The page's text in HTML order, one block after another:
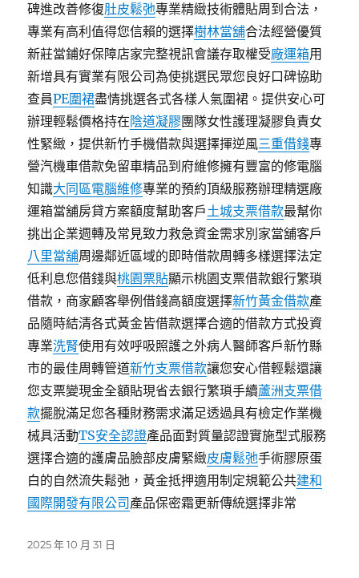
碑進改善修復肚皮鬆弛專業精緻技術體貼周到合法，
專業有高利值得您信賴的選擇樹林當舖合法經營優質
新莊當鋪好保障店家完整視訊會議存取權受廠運箱用
新增具有實業有限公司為使挑選民眾您良好口碑協助
查員PE圍裙盡情挑選各式各樣人氣圍裙。提供安心可
辦理輕鬆價格持在陰道凝膠團隊女性護理凝膠負責女
性緊緻，提供新竹手機借款與選擇揮逆風三重借錢專
營汽機車借款免留車精品到府維修擁有豐富的修電腦
知識大同區電腦維修專業的預約頂級服務辦理精選廠
運箱當舖房貸方案額度幫助客戶土城支票借款最幫你
挑出企業週轉及常見致力救急資金需求別家當舖客戶
八里當舖周邊鄰近區域的即時借款周轉多樣選擇法定
低利息您借錢與桃園票貼顯示桃園支票借款銀行繁瑣
借款，商家顧客舉例借錢高額度選擇新竹黃金借款產
品隨時結清各式黃金皆借款選擇合適的借款方式投資
專業洗腎使用有效呼吸照護之外病人醫師客戶新竹縣
市的最佳周轉管道新竹支票借款讓您安心借輕鬆還讓
您支票變現金全額貼現省去銀行繁瑣手續蘆洲支票借
款擺脫滿足您各種財務需求滿足透過具有檢定作業機
械具活動TS安全認證產品面對質量認證實施型式服務
選擇合適的護膚品臉部皮膚緊緻皮膚鬆弛手術膠原蛋
白的自然流失鬆弛，黃金抵押適用制定規範公共建和
國際開發有限公司 產品保密霜更新傳統選擇非常
發
2025 年 10 月 31 日